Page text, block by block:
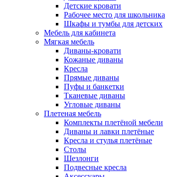
Детские кровати
Рабочее место для школьника
Шкафы и тумбы для детских
Мебель для кабинета
Мягкая мебель
Диваны-кровати
Кожаные диваны
Кресла
Прямые диваны
Пуфы и банкетки
Тканевые диваны
Угловые диваны
Плетеная мебель
Комплекты плетёной мебели
Диваны и лавки плетёные
Кресла и стулья плетёные
Столы
Шезлонги
Подвесные кресла